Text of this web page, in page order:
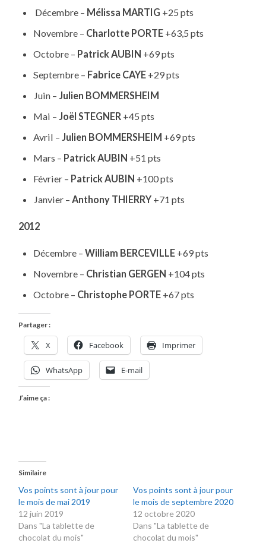
Décembre – Mélissa MARTIG +25 pts
Novembre – Charlotte PORTE+63,5 pts
Octobre – Patrick AUBIN +69 pts
Septembre – Fabrice CAYE+29 pts
Juin – Julien BOMMERSHEIM
Mai – Joël STEGNER+45 pts
Avril – Julien BOMMERSHEIM +69 pts
Mars – Patrick AUBIN +51 pts
Février – Patrick AUBIN +100 pts
Janvier – Anthony THIERRY+71 pts
2012
Décembre – William BERCEVILLE+69 pts
Novembre – Christian GERGEN +104 pts
Octobre – Christophe PORTE+67 pts
Partager :
X Facebook Imprimer
WhatsApp E-mail
J’aime ça :
Similaire
Vos points sont à jour pour
le mois de mai 2019
12 juin 2019
Dans "La tablette de
chocolat du mois"
Vos points sont à jour pour
le mois de septembre 2020
12 octobre 2020
Dans "La tablette de
chocolat du mois"